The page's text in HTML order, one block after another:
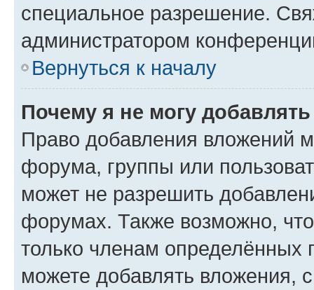
специальное разрешение.
администратором
Вернуться к началу
Почему я не могу
Право добавления вложений
форума, группы или
может не разрешить
форумах. Также возможно,
только членам определённых
можете добавлять вложения,